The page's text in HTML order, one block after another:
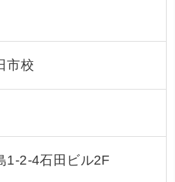
市校
1-2-4石田ビル2F